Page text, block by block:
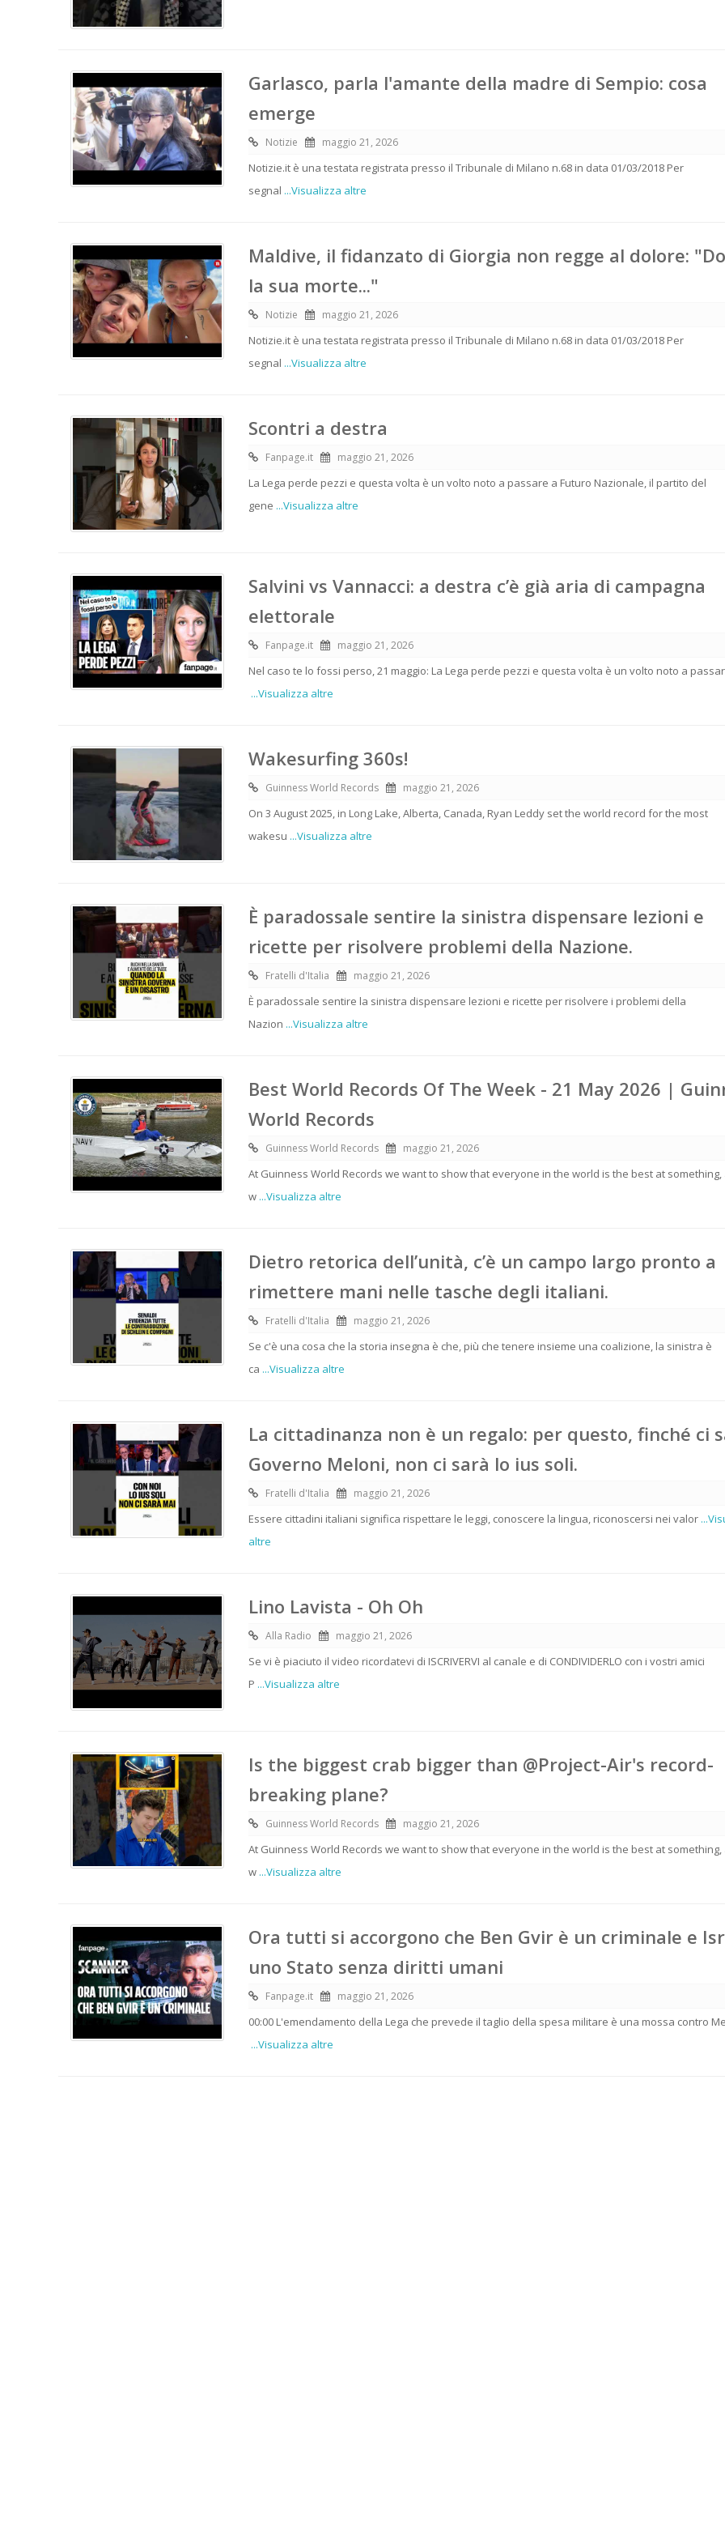
Garlasco, parla l'amante della madre di Sempio: cosa
emerge
Notizie maggio 21, 2026
Notizie.it è una testata registrata presso il Tribunale di Milano n.68 in data 01/03/2018 Per
segnal ...Visualizza altre
Maldive, il fidanzato di Giorgia non regge al dolore:
la sua morte..."
Notizie maggio 21, 2026
Notizie.it è una testata registrata presso il Tribunale di Milano n.68 in data 01/03/2018 Per
segnal ...Visualizza altre
Scontri a destra
Fanpage.it maggio 21, 2026
La Lega perde pezzi e questa volta è un volto noto a passare a Futuro Nazionale, il partito del
gene ...Visualizza altre
Salvini vs Vannacci: a destra c’è già aria di campagna
elettorale
Fanpage.it maggio 21, 2026
Nel caso te lo fossi perso, 21 maggio: La Lega perde pezzi e questa volta è un volto noto a
...Visualizza altre
Wakesurfing 360s!
Guinness World Records maggio 21, 2026
On 3 August 2025, in Long Lake, Alberta, Canada, Ryan Leddy set the world record for the most
wakesu ...Visualizza altre
È paradossale sentire la sinistra dispensare lezioni e
ricette per risolvere problemi della Nazione.
Fratelli d'Italia maggio 21, 2026
È paradossale sentire la sinistra dispensare lezioni e ricette per risolvere i problemi della
Nazion ...Visualizza altre
Best World Records Of The Week - 21 May 2026 |
World Records
Guinness World Records maggio 21, 2026
At Guinness World Records we want to show that everyone in the world is the best at something,
w ...Visualizza altre
Dietro retorica dell’unità, c’è un campo largo pronto a
rimettere mani nelle tasche degli italiani.
Fratelli d'Italia maggio 21, 2026
Se c'è una cosa che la storia insegna è che, più che tenere insieme una coalizione, la sinistra è
ca ...Visualizza altre
La cittadinanza non è un regalo: per questo, finché ci
Governo Meloni, non ci sarà lo ius soli.
Fratelli d'Italia maggio 21, 2026
Essere cittadini italiani significa rispettare le leggi, conoscere la lingua, riconoscersi nei valor
altre
Lino Lavista - Oh Oh
Alla Radio maggio 21, 2026
Se vi è piaciuto il video ricordatevi di ISCRIVERVI al canale e di CONDIVIDERLO con i vostri amici
P ...Visualizza altre
Is the biggest crab bigger than @Project-Air's record-
breaking plane?
Guinness World Records maggio 21, 2026
At Guinness World Records we want to show that everyone in the world is the best at something,
w ...Visualizza altre
Ora tutti si accorgono che Ben Gvir è un criminale e
uno Stato senza diritti umani
Fanpage.it maggio 21, 2026
00:00 L'emendamento della Lega che prevede il taglio della spesa militare è una mossa contro
...Visualizza altre